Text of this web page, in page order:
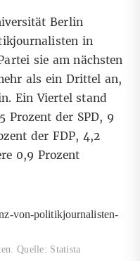
Berlin
in
sie am nächsten
als ein Drittel an,
Ein Viertel stand
Prozent der SPD, 9
der FDP, 4,2
0,9 Prozent
Quelle: Statista